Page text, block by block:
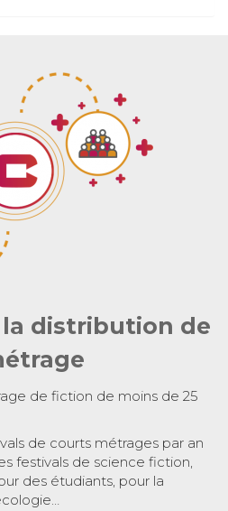
la distribution de
de fiction de moins de 25
de courts métrages par an
festivals de science fiction,
des étudiants, pour la